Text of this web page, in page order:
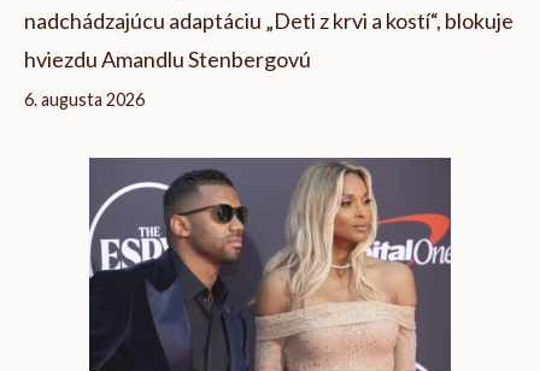
nadchádzajúcu adaptáciu „Deti z krvi a kostí“, blokuje
hviezdu Amandlu Stenbergovú
6. augusta 2026